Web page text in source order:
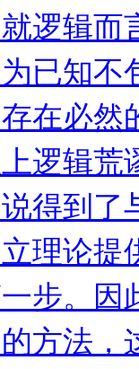
逻辑而
已知不
在必
逻辑荒
得到
理论提
步。因
方法，